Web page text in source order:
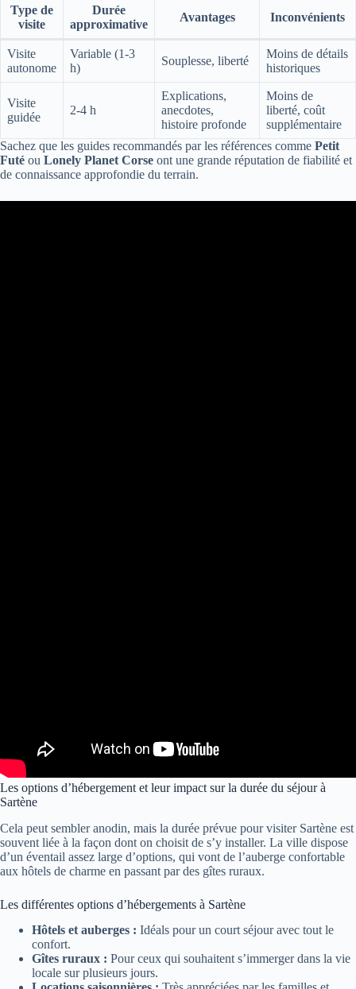
Type de
visite
Durée
approximative
Avantages Inconvénients
Visite
autonome
Variable (1-3
h)
Souplesse, liberté
Moins de détails
historiques
Visite
guidée
2-4 h
Explications,
anecdotes,
histoire profonde
Moins de
liberté, coût
supplémentaire
Sachez que les guides recommandés par les références comme Petit
Futé ou Lonely Planet Corse ont une grande réputation de fiabilité et
de connaissance approfondie du terrain.
Les options d’hébergement et leur impact sur la durée du séjour à
Sartène
Cela peut sembler anodin, mais la durée prévue pour visiter Sartène est
souvent liée à la façon dont on choisit de s’y installer. La ville dispose
d’un éventail assez large d’options, qui vont de l’auberge confortable
aux hôtels de charme en passant par des gîtes ruraux.
Les différentes options d’hébergements à Sartène
Hôtels et auberges : Idéals pour un court séjour avec tout le
confort.
Gîtes ruraux : Pour ceux qui souhaitent s’immerger dans la vie
locale sur plusieurs jours.